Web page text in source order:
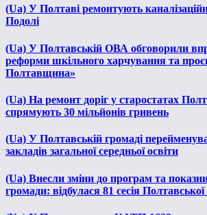
(Ua) У Полтаві ремонтують
Подолі
(Ua) У Полтавській ОВА обговорили
реформи шкільного харчування та
Полтавщина»
(Ua) На ремонт доріг у старостатах
спрямують 30 мільйонів гривень
(Ua) У Полтавській громаді
закладів загальної середньої освіти
(Ua) Внесли зміни до програм та
громади: відбулася 81 сесія Полтавської